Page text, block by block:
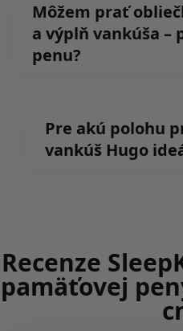
Môžem prať
a výplň vankúša –
penu?
Pre akú polohu
vankúš Hugo
Recenze
pamäťovej